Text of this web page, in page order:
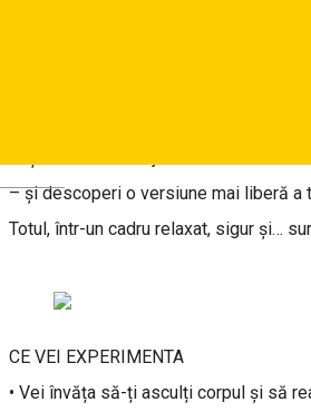
– și descoperi o versiune mai liberă a
Totul, într-un cadru relaxat, sigur și…
CE VEI EXPERIMENTA
• Vei învăța să-ți asculți corpul și să